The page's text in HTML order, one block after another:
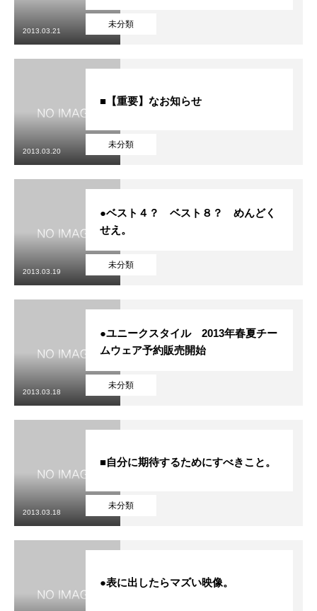
未分類
2013.03.21
未分類
■【重要】なお知らせ
2013.03.20
未分類
●ベスト４？ ベスト８？ めんどく
せえ。
2013.03.19
未分類
●ユニークスタイル 2013年春夏チー
ムウェア予約販売開始
2013.03.18
未分類
■自分に期待するためにすべきこと。
2013.03.18
●表に出したらマズい映像。